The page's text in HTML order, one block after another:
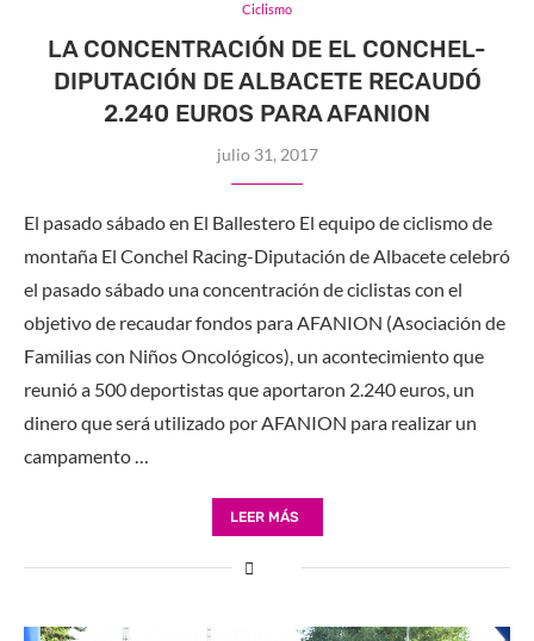
Ciclismo
LA CONCENTRACIÓN DE EL CONCHEL-
DIPUTACIÓN DE ALBACETE RECAUDÓ
2.240 EUROS PARA AFANION
julio 31, 2017
El pasado sábado en El Ballestero El equipo de ciclismo de
montaña El Conchel Racing-Diputación de Albacete celebró
el pasado sábado una concentración de ciclistas con el
objetivo de recaudar fondos para AFANION (Asociación de
Familias con Niños Oncológicos), un acontecimiento que
reunió a 500 deportistas que aportaron 2.240 euros, un
dinero que será utilizado por AFANION para realizar un
campamento …
LEER MÁS